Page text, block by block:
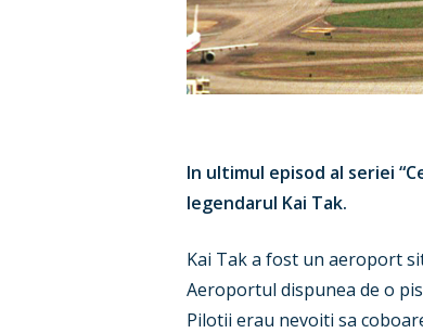
Hit enter to search or ESC to
In ultimul episod al seriei
legendarul Kai Tak.
Kai Tak a fost un aeroport
Aeroportul dispunea de o
Pilotii erau nevoiti sa